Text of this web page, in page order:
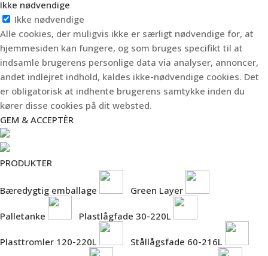
Ikke nødvendige
Ikke nødvendige
Alle cookies, der muligvis ikke er særligt nødvendige for, at
hjemmesiden kan fungere, og som bruges specifikt til at
indsamle brugerens personlige data via analyser, annoncer,
andet indlejret indhold, kaldes ikke-nødvendige cookies. Det
er obligatorisk at indhente brugerens samtykke inden du
kører disse cookies på dit websted.
GEM & ACCEPTÈR
PRODUKTER
Bæredygtig emballage Green Layer
Palletanke Plastlågfade 30-220L
Plasttromler 120-220L Stållågsfade 60-216L